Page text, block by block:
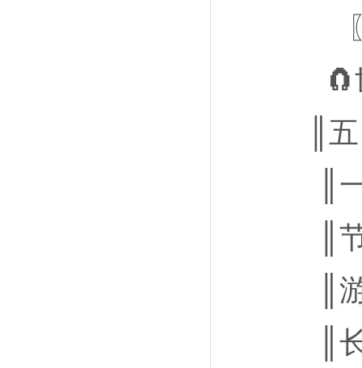
║
║
║
║
║